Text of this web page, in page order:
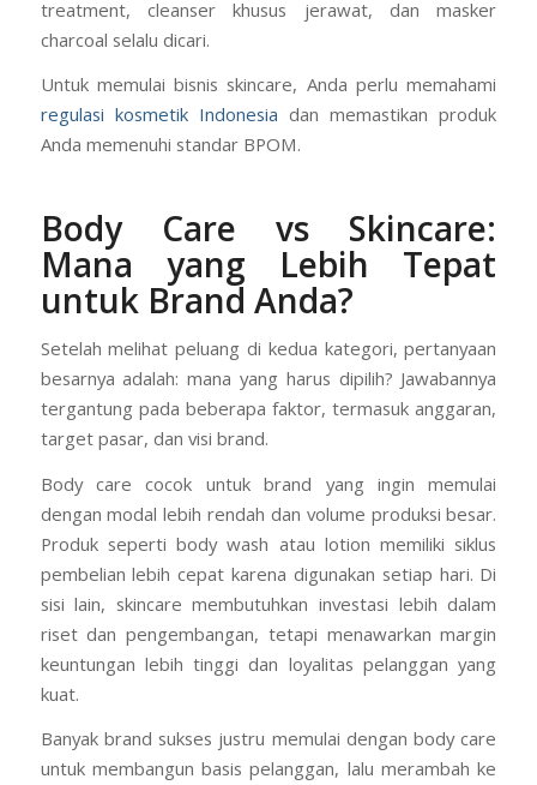
treatment, cleanser khusus jerawat, dan masker
charcoal selalu dicari.
Untuk memulai bisnis skincare, Anda perlu memahami
regulasi kosmetik Indonesia dan memastikan produk
Anda memenuhi standar BPOM.
Body Care vs Skincare:
Mana yang Lebih Tepat
untuk Brand Anda?
Setelah melihat peluang di kedua kategori, pertanyaan
besarnya adalah: mana yang harus dipilih? Jawabannya
tergantung pada beberapa faktor, termasuk anggaran,
target pasar, dan visi brand.
Body care cocok untuk brand yang ingin memulai
dengan modal lebih rendah dan volume produksi besar.
Produk seperti body wash atau lotion memiliki siklus
pembelian lebih cepat karena digunakan setiap hari. Di
sisi lain, skincare membutuhkan investasi lebih dalam
riset dan pengembangan, tetapi menawarkan margin
keuntungan lebih tinggi dan loyalitas pelanggan yang
kuat.
Banyak brand sukses justru memulai dengan body care
untuk membangun basis pelanggan, lalu merambah ke